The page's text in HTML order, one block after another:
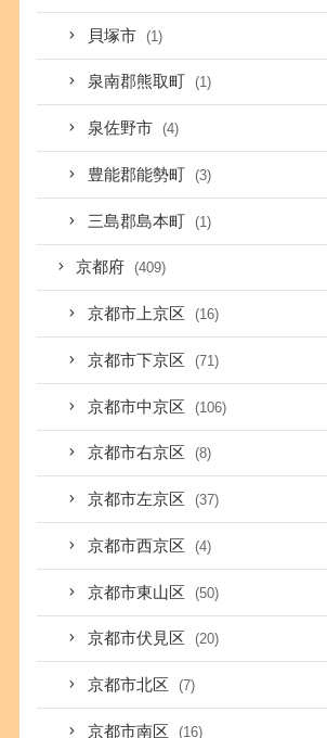
貝塚市 (1)
泉南郡熊取町 (1)
泉佐野市 (4)
豊能郡能勢町 (3)
三島郡島本町 (1)
京都府 (409)
京都市上京区 (16)
京都市下京区 (71)
京都市中京区 (106)
京都市右京区 (8)
京都市左京区 (37)
京都市西京区 (4)
京都市東山区 (50)
京都市伏見区 (20)
京都市北区 (7)
京都市南区 (16)